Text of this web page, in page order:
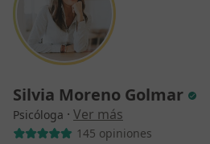
Silvia Moreno Golmar
Psicóloga · Ver más
145 opiniones